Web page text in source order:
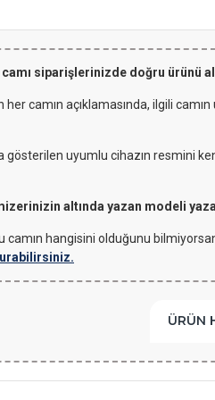
siparişlerinizde doğru ürünü
camın açıklamasında, ilgili camın
gösterilen uyumlu cihazın resmini
altında yazan modeli
camın hangisini olduğunu
ÜRÜN